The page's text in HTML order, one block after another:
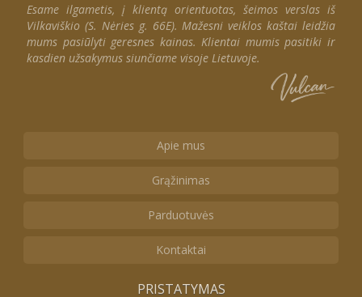
Esame ilgametis, į klientą orientuotas, šeimos verslas iš
Vilkaviškio (S. Nėries g. 66E). Mažesni veiklos kaštai leidžia
mums pasiūlyti geresnes kainas. Klientai mumis pasitiki ir
kasdien užsakymus siunčiame visoje Lietuvoje.
Apie mus
Grąžinimas
Parduotuvės
Kontaktai
PRISTATYMAS